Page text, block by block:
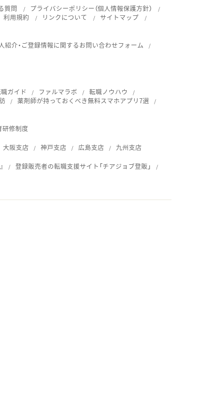
質問
プライバシーポリシー（個人情報保護方針）
利用規約 リンクについて
サイトマップ
紹介・ご登録情報に関するお問い合わせフォーム
ガイド ファルマラボ
転職ノウハウ
薬剤師が持っておくべき無料スマホアプリ7選
研修制度
大阪支店 神戸支店 広島支店 九州支店
登録販売者の転職支援サイト「チアジョブ登販」